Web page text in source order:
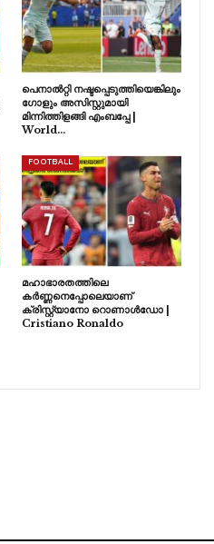
പെനാൽറ്റി നഷ്ടപ്പെടുത്തിയെങ്കിലും
ഗോളും അസിസ്റ്റുമായി
മിന്നിത്തിളങ്ങി എംബപ്പേ |
World…
FOOTBALL
മഹാഭാരതത്തിലെ
കർണ്ണനെപ്പോലെയാണ്
ക്രിസ്റ്റ്യാനോ റൊണാൾഡോ |
Cristiano Ronaldo